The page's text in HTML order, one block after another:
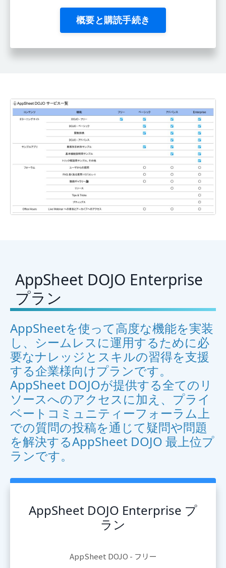
概要と購読手続き
AppSheet DOJO Enterprise
プラン
AppSheetを使って高度な機能を実装
し、シームレスに運用するために必
要なナレッジとスキルの習得を支援
する企業様向けプランです。
AppSheet DOJOが提供する全てのリ
ソースへのアクセスに加え、プライ
ベートコミュニティーフォーラム上
での質問の投稿を通じて疑問や問題
を解決するAppSheet DOJO 最上位プ
ランです。
AppSheet DOJO Enterprise プ
ラン
AppSheet DOJO - フリー